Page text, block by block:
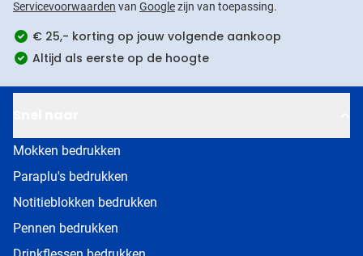
Servicevoorwaarden van Googlezijn van toepassing.
€ 25,- korting op jouw volgende aankoop
Altijd als eerste op de hoogte
Mokken bedrukken
Paraplu's bedrukken
Notitieblokken bedrukken
Pennen bedrukken